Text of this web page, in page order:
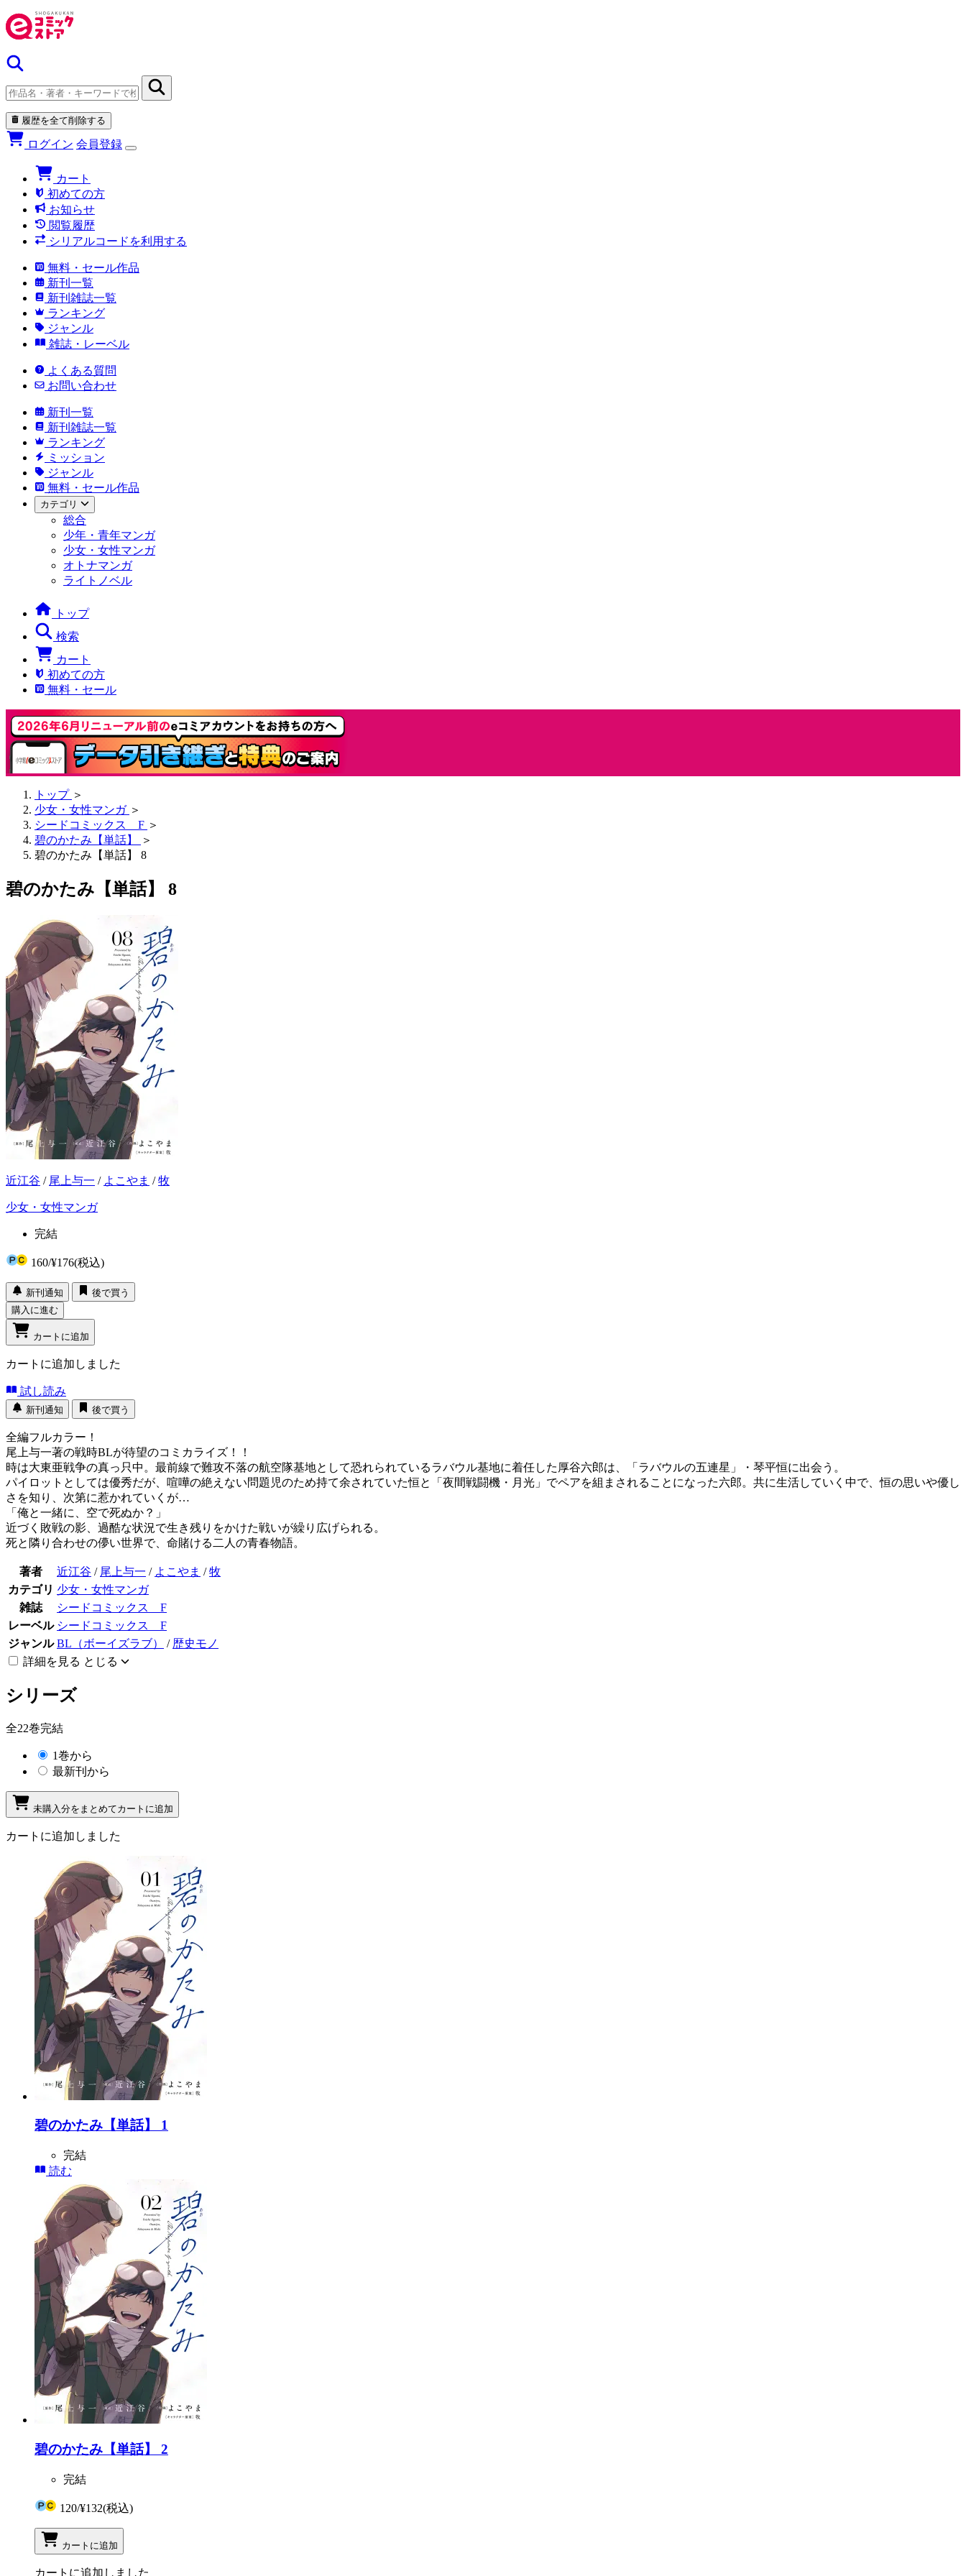
履歴を全て削除する
ログイン 会員登録
カート
初めての方
お知らせ
閲覧履歴
シリアルコードを利用する
無料・セール作品
新刊一覧
新刊雑誌一覧
ランキング
ジャンル
雑誌・レーベル
よくある質問
お問い合わせ
新刊一覧
新刊雑誌一覧
ランキング
ミッション
ジャンル
無料・セール作品
カテゴリ
総合
少年・青年マンガ
少女・女性マンガ
オトナマンガ
ライトノベル
トップ
検索
カート
初めての方
無料・セール
トップ ＞
少女・女性マンガ ＞
シードコミックス F ＞
碧のかたみ【単話】
＞
碧のかたみ【単話】 8
碧のかたみ【単話】 8
近江谷 / 尾上与一 / よこやま /牧
少女・女性マンガ
完結
160/¥176(税込)
新刊通知
後で買う
購入に進む
カートに追加
カートに追加しました
試し読み
新刊通知 後で買う
全編フルカラー！
尾上与一著の戦時BLが待望のコミカライズ！！
時は大東亜戦争の真っ只中。最前線で難攻不落の航空隊基地として恐れられているラバウル基地に着任した厚谷六郎は、「ラバウルの五連星」・琴平恒に出会う。
パイロットとしては優秀だが、喧嘩の絶えない問題児のため持て余されていた恒と「夜間戦闘機・月光」でペアを組まされることになった六郎。共に生活していく中で、恒の思いや優し
さを知り、次第に惹かれていくが…
「俺と一緒に、空で死ぬか？」
近づく敗戦の影、過酷な状況で生き残りをかけた戦いが繰り広げられる。
死と隣り合わせの儚い世界で、命賭ける二人の青春物語。
著者 近江谷 / 尾上与一 / よこやま /牧
カテゴリ 少女・女性マンガ
雑誌
シードコミックス F
レーベル シードコミックス F
ジャンル BL（ボーイズラブ） / 歴史モノ
詳細を見る とじる
シリーズ
全22巻完結
1巻から
最新刊から
未購入分をまとめてカートに追加
カートに追加しました
碧のかたみ【単話】 1
完結
読む
碧のかたみ【単話】 2
完結
120/¥132(税込)
カートに追加
カートに追加しました